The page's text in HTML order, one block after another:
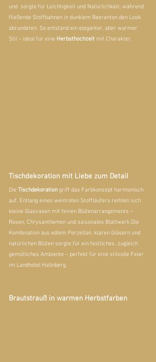
und  sorgte für Leichtigkeit und Natürlichkeit, während
fließende Stoffbahnen in dunklem Beerenton den Look
abrundeten. So entstand ein eleganter, aber warmer
Stil – ideal für eine Herbsthochzeit mit Charakter.
Tischdekoration mit Liebe zum Detail
Die Tischdekoration griff das Farbkonzept harmonisch
auf. Entlang eines weinroten Stoffläufers reihten sich
kleine Glasvasen mit feinen Blütenarrangements –
Rosen, Chrysanthemen und saisonales Blattwerk.Die
Kombination aus edlem Porzellan, klaren Gläsern und
natürlichen Blüten sorgte für ein festliches, zugleich
gemütliches Ambiente – perfekt für eine stilvolle Feier
im Landhotel Hallnberg.
Brautstrauß in warmen Herbstfarben